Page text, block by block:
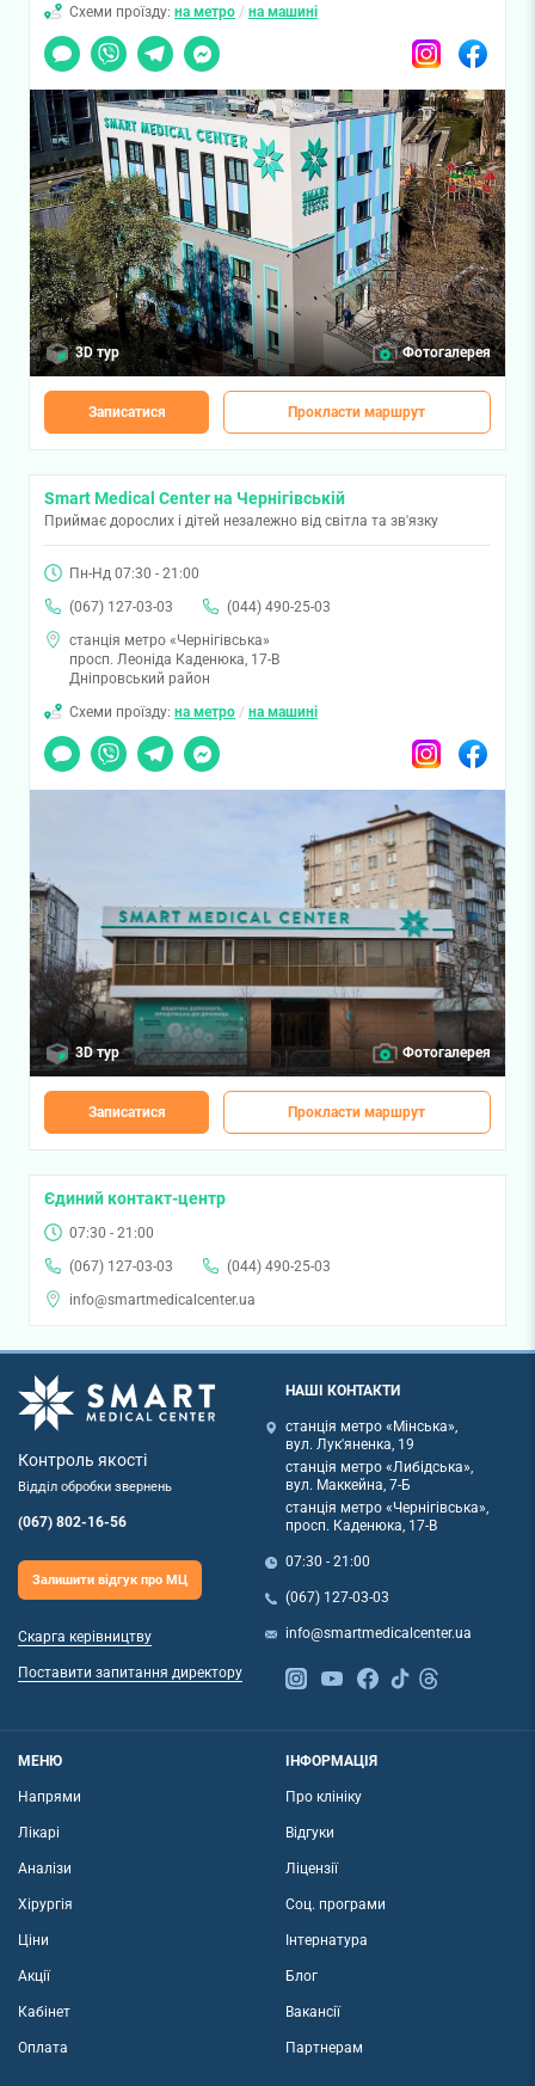
Схеми проїзду: на метро / на машині
Чат
Viber TelegramMessenger InstagramFacebook
3D тур Фотогалерея
Записатися Прокласти маршрут
Smart Medical Center на Чернігівській
Приймає дорослих і дітей незалежно від світла та зв'язку
Пн-Нд 07:30 - 21:00
(067) 127-03-03
(044) 490-25-03
станція метро «Чернігівська»
просп. Леоніда Каденюка, 17-В
Дніпровський район
Схеми проїзду: на метро / на машині
Чат
Viber TelegramMessenger InstagramFacebook
3D тур Фотогалерея
Записатися Прокласти маршрут
Єдиний контакт-центр
07:30 - 21:00
(067) 127-03-03
(044) 490-25-03
info@smartmedicalcenter.ua
Контроль якості
Відділ обробки звернень
(067) 802-16-56
Залишити відгук про МЦ
Скарга керівництву
Поставити запитання директору
НАШІ КОНТАКТИ
станція метро «Мінська»,
вул. Лук'яненка, 19
станція метро «Либідська»,
вул. Маккейна, 7-Б
станція метро «Чернігівська»,
просп. Каденюка, 17-В
07:30 - 21:00
(067) 127-03-03
info@smartmedicalcenter.ua
МЕНЮ
Напрями
Лікарі
Аналізи
Хірургія
Ціни
Акції
Кабінет
Оплата
ІНФОРМАЦІЯ
Про клініку
Відгуки
Ліцензії
Соц. програми
Інтернатура
Блог
Вакансії
Партнерам